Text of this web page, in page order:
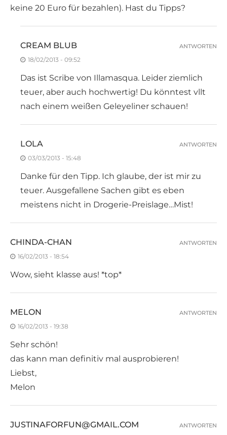
keine 20 Euro für bezahlen). Hast du Tipps?
CREAM BLUB
18/02/2013 - 09:52
Das ist Scribe von Illamasqua. Leider ziemlich
teuer, aber auch hochwertig! Du könntest vllt
nach einem weißen Geleyeliner schauen!
ANTWORTEN
LOLA
03/03/2013 - 15:48
Danke für den Tipp. Ich glaube, der ist mir zu
teuer. Ausgefallene Sachen gibt es eben
meistens nicht in Drogerie-Preislage…Mist!
ANTWORTEN
CHINDA-CHAN
16/02/2013 - 18:54
Wow, sieht klasse aus! *top*
ANTWORTEN
MELON
16/02/2013 - 19:38
Sehr schön!
das kann man definitiv mal ausprobieren!
Liebst,
Melon
ANTWORTEN
JUSTINAFORFUN@GMAIL.COM ANTWORTEN